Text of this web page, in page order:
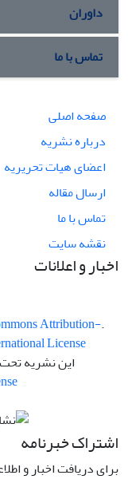
داوران
تماس با ما
صفحه اصلی
درباره نشریه
اعضای هیات تحریریه
ارسال مقاله
تماس با ما
نقشه سایت
اخبار و اعلانات
.This work is licensed under a
Attribution-
License
این نشریه
اشتراک خبرنامه
برای دریافت اخبار و